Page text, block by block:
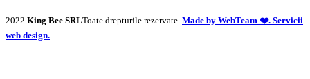
2022 King Bee SRLToate drepturile rezervate. Made by WebTeam ❤️. Servicii
web design.